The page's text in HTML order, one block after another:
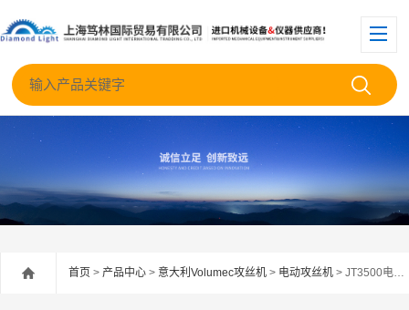
首页 > 产品中心 > 意大利Volumec攻丝机 > 电动攻丝机 > JT3500电动攻丝机,volumec自动攻牙机